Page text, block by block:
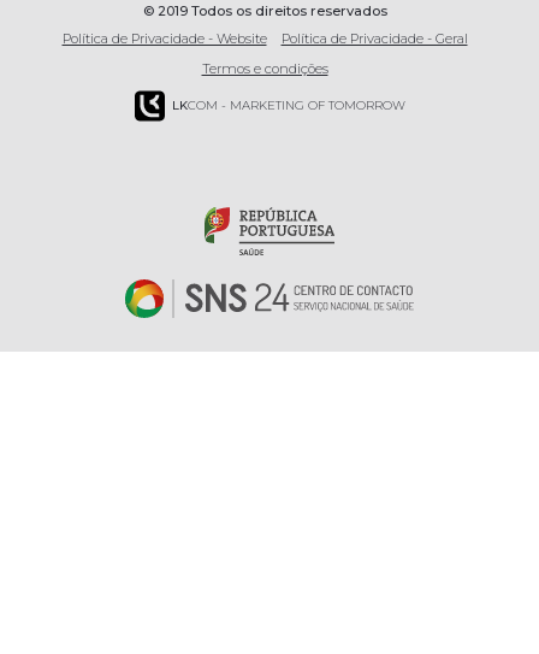
© 2019 Todos os direitos reservados
Política de Privacidade - Website
Política de Privacidade - Geral
Termos e condições
LKCOM - MARKETING OF TOMORROW